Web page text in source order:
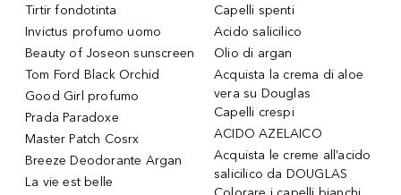
Tirtir fondotinta
Invictus profumo uomo
Beauty of Joseon sunscreen
Tom Ford Black Orchid
Good Girl profumo
Prada Paradoxe
Master Patch Cosrx
Breeze Deodorante Argan
La vie est belle
Capelli spenti
Acido salicilico
Olio di argan
Acquista la crema di aloe
vera su Douglas
Capelli crespi
ACIDO AZELAICO
Acquista le creme all’acido
salicilico da DOUGLAS